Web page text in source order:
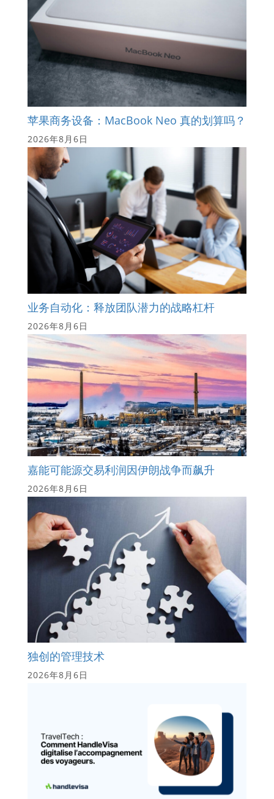
苹果商务设备：MacBook Neo 真的划算吗？
2026年8月6日
业务自动化：释放团队潜力的战略杠杆
2026年8月6日
嘉能可能源交易利润因伊朗战争而飙升
2026年8月6日
独创的管理技术
2026年8月6日